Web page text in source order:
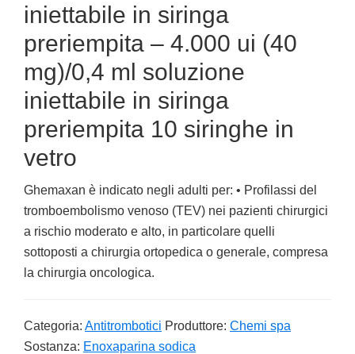
iniettabile in siringa
preriempita – 4.000 ui (40
mg)/0,4 ml soluzione
iniettabile in siringa
preriempita 10 siringhe in
vetro
Ghemaxan è indicato negli adulti per: • Profilassi del
tromboembolismo venoso (TEV) nei pazienti chirurgici
a rischio moderato e alto, in particolare quelli
sottoposti a chirurgia ortopedica o generale, compresa
la chirurgia oncologica.
Categoria: Antitrombotici Produttore: Chemi spa
Sostanza: Enoxaparina sodica